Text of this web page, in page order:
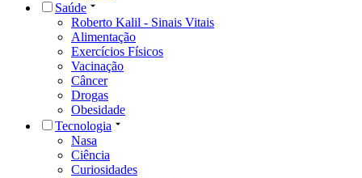
Saúde
Roberto Kalil - Sinais Vitais
Alimentação
Exercícios Físicos
Vacinação
Câncer
Drogas
Obesidade
Tecnologia
Nasa
Ciência
Curiosidades